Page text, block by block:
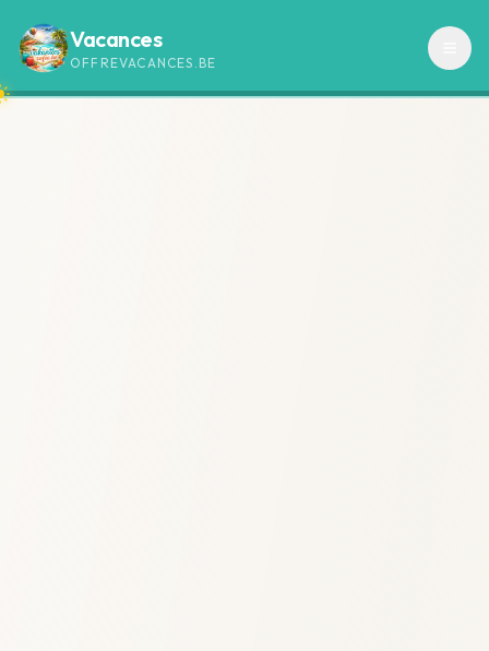
Vacances
OFFREVACANCES.BE